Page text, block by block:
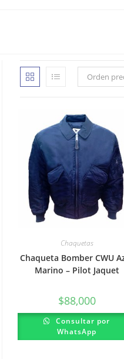
Orden
Chaquetas
Chaqueta Bomber CWU
Marino – Pilot Jaquet
$88,000
Este
producto
tiene
múltiples
Consultar por
WhatsApp